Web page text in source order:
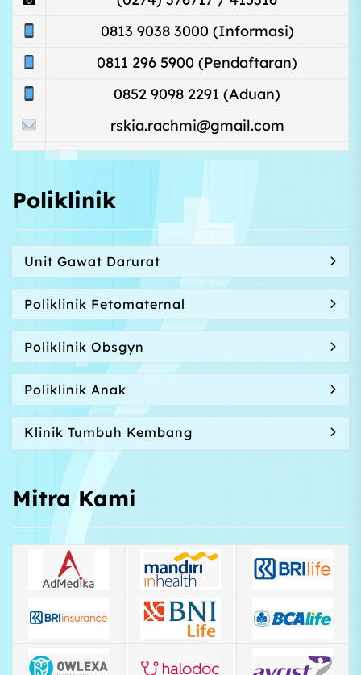
0813 9038 3000 (Informasi)
0811 296 5900 (Pendaftaran)
0852 9098 2291 (Aduan)
rskia.rachmi@gmail.com
Poliklinik
Unit Gawat Darurat
Poliklinik Fetomaternal
Poliklinik Obsgyn
Poliklinik Anak
Klinik Tumbuh Kembang
Mitra Kami